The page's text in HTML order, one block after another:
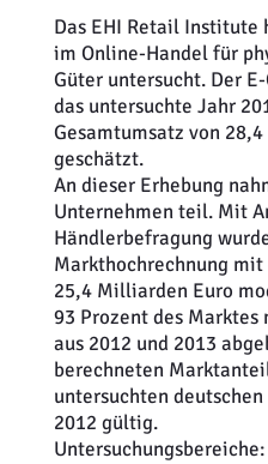
Das EHI Retail
im Online-Handel für
Güter untersucht. Der
das untersuchte Jahr
Gesamtumsatz von
geschätzt.
An dieser Erhebung
Unternehmen teil. Mit
Händlerbefragung
Markthochrechnung
25,4 Milliarden Euro
93 Prozent des
aus 2012 und 2013
berechneten
untersuchten
2012 gültig.
Untersuchungsbereiche: